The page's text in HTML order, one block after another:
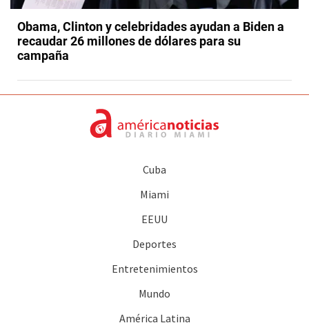
Obama, Clinton y celebridades ayudan a Biden a
recaudar 26 millones de dólares para su
campaña
Cuba
Miami
EEUU
Deportes
Entretenimientos
Mundo
América Latina